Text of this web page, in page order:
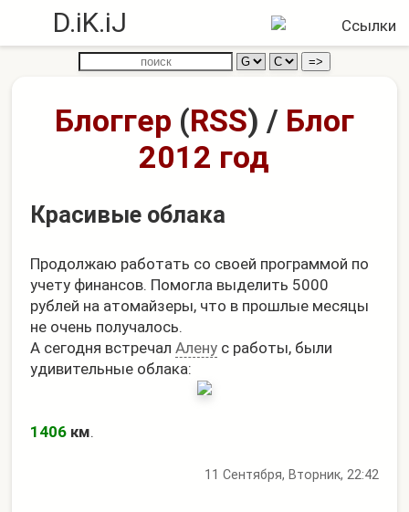
D.iK.iJ
Блоггер (RSS) / Блог
2012 год
Красивые облака
Продолжаю работать со своей программой по
учету финансов. Помогла выделить 5000
рублей на атомайзеры, что в прошлые месяцы
не очень получалось.
А сегодня встречалАлену с работы, были
удивительные облака:
1406 км.
11 Сентября, Вторник, 22:42